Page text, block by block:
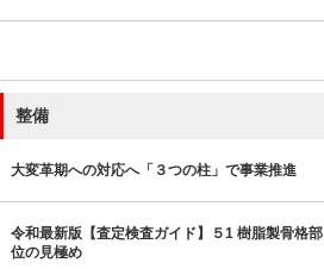
整備
大変革期への対応へ「３つの柱」で事業推進
令和最新版【査定検査ガイド】５1 樹脂製骨格部
位の見極め